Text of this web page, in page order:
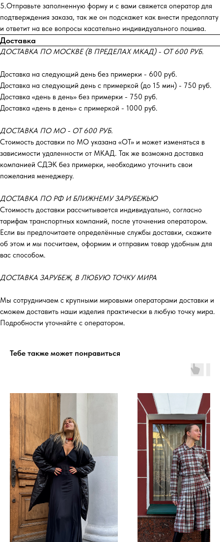
5.Отправьте заполненную форму и с вами свяжется оператор для
подтверждения заказа, так же он подскажет как внести предоплату
и ответит на все вопросы касательно индивидуального пошива.
Доставка
ДОСТАВКА ПО МОСКВЕ (В ПРЕДЕЛАХ МКАД) - ОТ 600 РУБ.
Доставка на следующий день без примерки - 600 руб.
Доставка на следующий день с примеркой (до 15 мин) - 750 руб.
Доставка «день в день» без примерки - 750 руб.
Доставка «день в день» с примеркой - 1000 руб.
ДОСТАВКА ПО МО - ОТ 600 РУБ.
Стоимость доставки по МО указана «ОТ»‎ и может изменяться в
зависимости удаленности от МКАД. Так же возможна доставка
компанией СДЭК без примерки, необходимо уточнить свои
пожелания менеджеру.
ДОСТАВКА ПО РФ И БЛИЖНЕМУ ЗАРУБЕЖЬЮ
Стоимость доставки рассчитывается индивидуально, согласно
тарифам транспортных компаний, после уточнения оператором.
Если вы предпочитаете определённые службы доставки, скажите
об этом и мы посчитаем, оформим и отправим товар удобным для
вас способом.
ДОСТАВКА ЗАРУБЕЖ, В ЛЮБУЮ ТОЧКУ МИРА
Мы сотрудничаем с крупными мировыми операторами доставки и
сможем доставить наши изделия практически в любую точку мира.
Подробности уточняйте с оператором.
Тебе также может понравиться